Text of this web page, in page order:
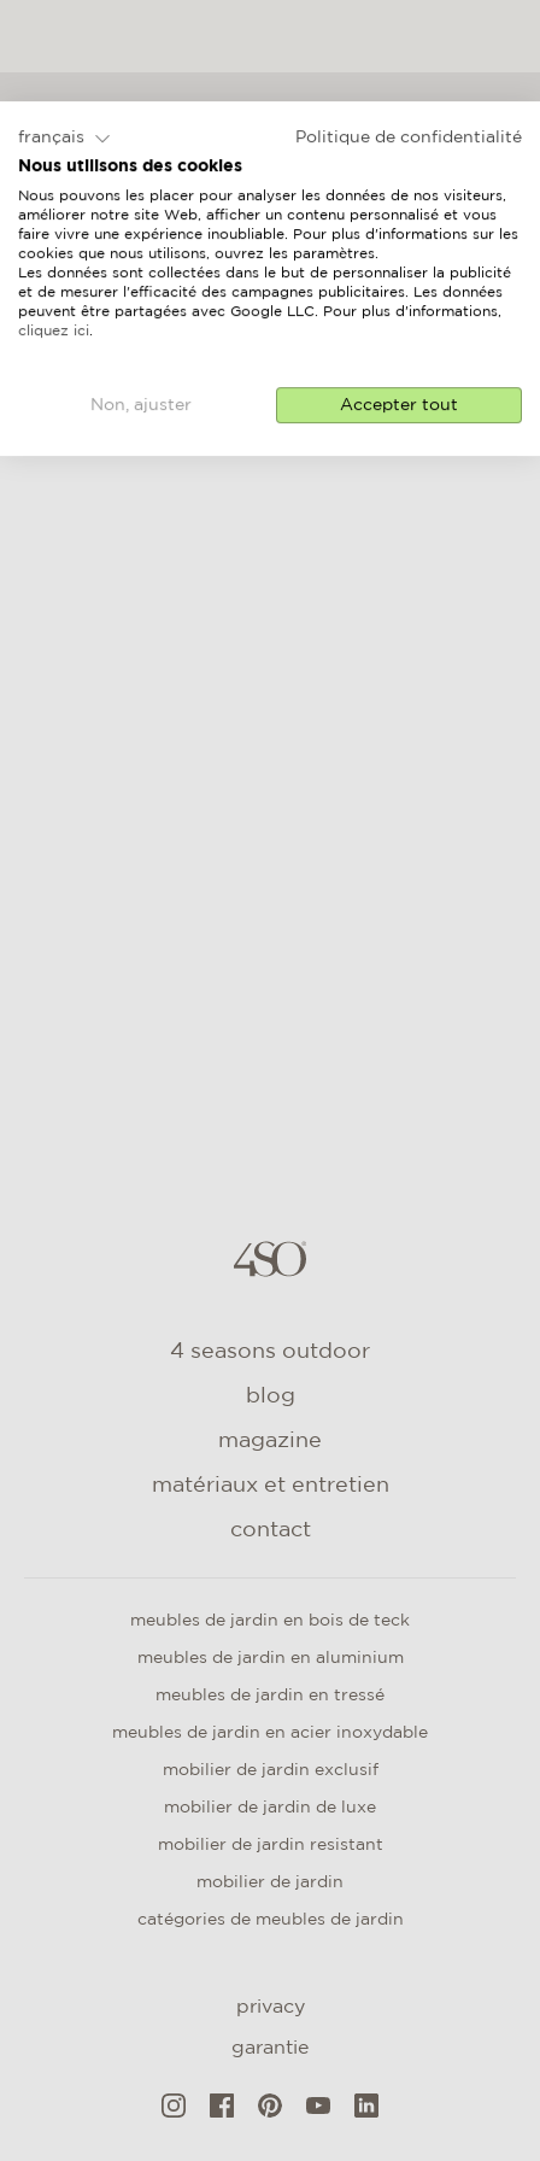
4 seasons outdoor
blog
magazine
matériaux et entretien
contact
meubles de jardin en bois de teck
meubles de jardin en aluminium
meubles de jardin en tressé
meubles de jardin en acier inoxydable
mobilier de jardin exclusif
mobilier de jardin de luxe
mobilier de jardin resistant
mobilier de jardin
catégories de meubles de jardin
privacy
garantie
français
Politique de confidentialité
Nous utilisons des cookies
Nous pouvons les placer pour analyser les données de nos visiteurs,
améliorer notre site Web, afficher un contenu personnalisé et vous
faire vivre une expérience inoubliable. Pour plus d'informations sur les
cookies que nous utilisons, ouvrez les paramètres.
Les données sont collectées dans le but de personnaliser la publicité
et de mesurer l'efficacité des campagnes publicitaires. Les données
peuvent être partagées avec Google LLC. Pour plus d'informations,
cliquez ici
Non, ajuster Accepter tout